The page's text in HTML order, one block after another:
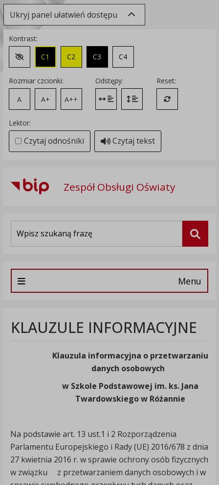
Ukryj panel ułatwień dostępu
Kontrast:
Zmień kontrast na domyślny
C1 C2 C3 C4
Rozmiar czcionki:
A
A+ A++
Odstępy:
Zmień odstęp między literami
Zmień interlinię i margines
Reset:
Przywróć
Lektor:
Czytaj odnośniki Czytaj tekst
Zespół Obsługi Oświaty
Menu
KLAUZULE INFORMACYJNE
Klauzula informacyjna o przetwarzaniu
danych osobowych
w Szkole Podstawowej im. ks. Jana
Twardowskiego w Różannie
Na podstawie art. 13 ust.1 i 2 Rozporządzenia
Parlamentu Europejskiego i Rady (UE) 2016/678 z dnia
27 kwietnia 2016 r. w sprawie ochrony osób fizycznych
w związku z przetwarzaniem danych osobowych i w